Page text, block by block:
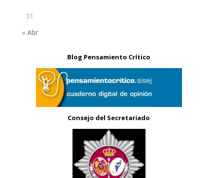
31
« Abr
Blog Pensamiento Crítico
Consejo del Secretariado